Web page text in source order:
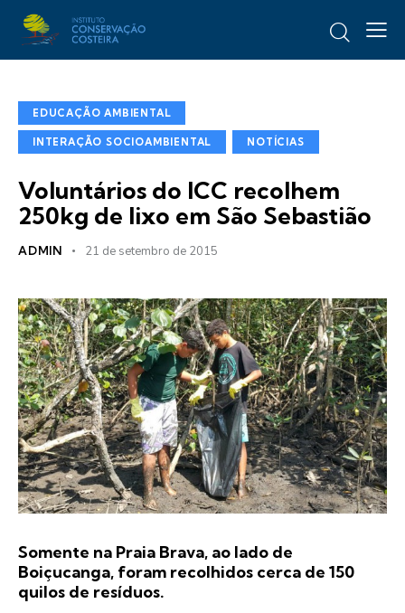
EDUCAÇÃO AMBIENTAL
INTERAÇÃO SOCIOAMBIENTAL NOTÍCIAS
Voluntários do ICC recolhem
250kg de lixo em São Sebastião
ADMIN 21 de setembro de 2015
Somente na Praia Brava, ao lado de
Boiçucanga, foram recolhidos cerca de 150
quilos de resíduos.